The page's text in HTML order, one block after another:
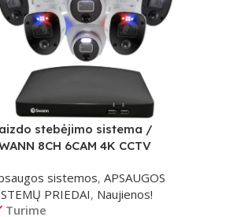
stebėjimo sistema /
8CH 6CAM 4K CCTV
sistemos, APSAUGOS
PRIEDAI, Naujienos!
Turime